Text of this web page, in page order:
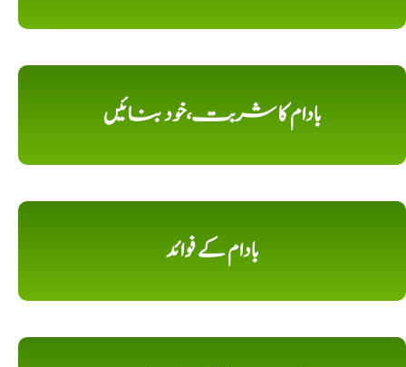
بادام کا شربت،خود بنائیں
بادام کے فوائد